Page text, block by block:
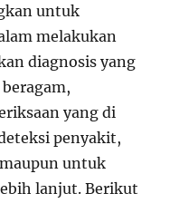
untuk
melakukan
diagnosis yang
yang di
penyakit,
untuk
lanjut. Berikut